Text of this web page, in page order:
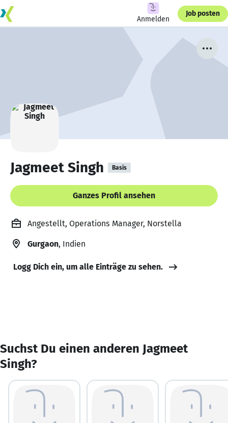
Anmelden
Job posten
Jagmeet Singh Basis
Ganzes Profil ansehen
Angestellt, Operations Manager, Norstella
Gurgaon, Indien
Logg Dich ein, um alle Einträge zu sehen.
Suchst Du einen anderen Jagmeet
Singh?